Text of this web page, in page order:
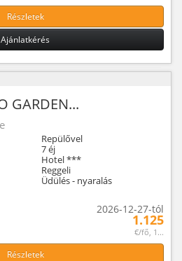
Részletek
Ajánlatkérés
GARDEN...
Repülővel
7 éj
Hotel ***
Reggeli
Üdülés - nyaralás
2026-12-27-tól
1.125
€/fő, 1...
Részletek